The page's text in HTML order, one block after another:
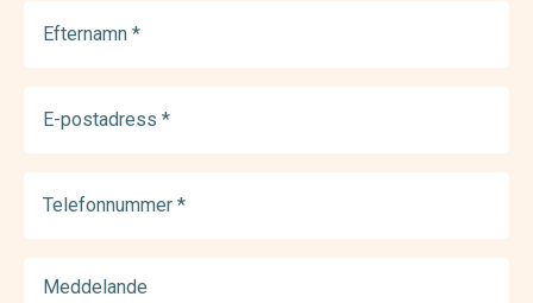
(Required)
postadress
(Required)